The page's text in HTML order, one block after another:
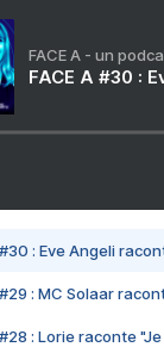
FACE A - un
FACE A #30 :
#30 : Eve Angeli
#29 : MC Solaar
#28 : Lorie raconte